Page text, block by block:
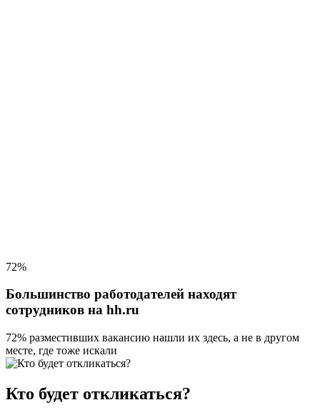
72%
Большинство работодателей находят
сотрудников на hh.ru
72% разместивших вакансию нашли их здесь, а не в другом
месте, где тоже искали
Кто будет откликаться?